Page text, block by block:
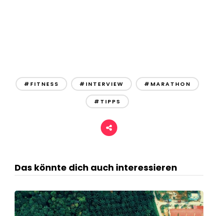
#FITNESS #INTERVIEW #MARATHON
#TIPPS
Das könnte dich auch interessieren